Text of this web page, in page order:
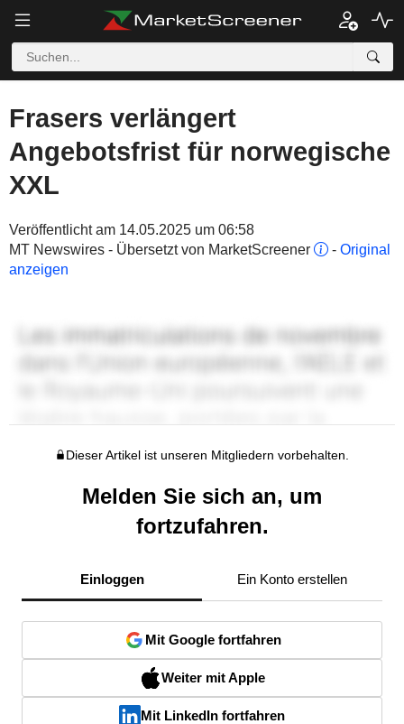
Frasers verlängert
Angebotsfrist für norwegische
XXL
Veröffentlicht am 14.05.2025 um 06:58
MT Newswires - Übersetzt von MarketScreener
- Original
anzeigen
Dieser Artikel ist unseren Mitgliedern vorbehalten.
Melden Sie sich an, um
fortzufahren.
Einloggen Ein Konto erstellen
Mit Google fortfahren
Weiter mit Apple
Mit LinkedIn fortfahren